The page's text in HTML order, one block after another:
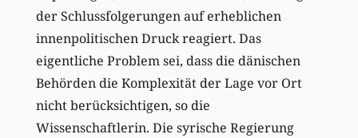
der Schlussfolgerungen auf erheblichen
innenpolitischen Druck reagiert. Das
eigentliche Problem sei, dass die dänischen
Behörden die Komplexität der Lage vor Ort
nicht berücksichtigen, so die
Wissenschaftlerin. Die syrische Regierung